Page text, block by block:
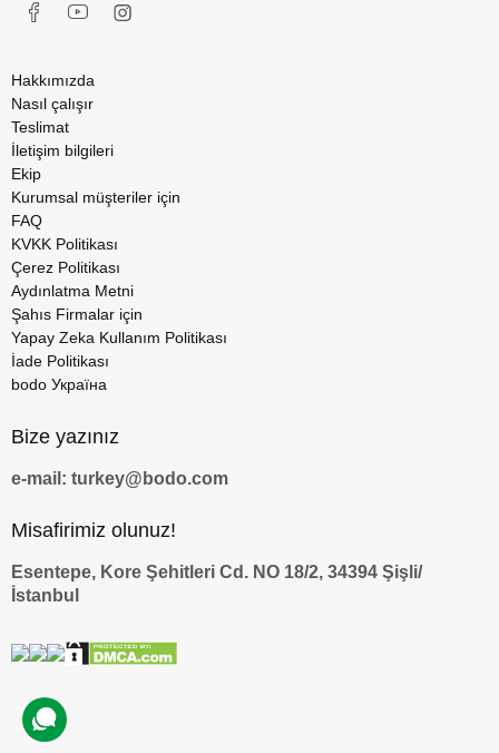
Hakkımızda
Nasıl çalışır
Teslimat
İletişim bilgileri
Ekip
Kurumsal müşteriler için
FAQ
KVKK Politikası
Çerez Politikası
Aydınlatma Metni
Şahıs Firmalar için
Yapay Zeka Kullanım Politikası
İade Politikası
bodo Україна
Bize yazınız
e-mail: turkey@bodo.com
Misafirimiz olunuz!
Esentepe, Kore Şehitleri Cd. NO 18/2, 34394 Şişli/
İstanbul